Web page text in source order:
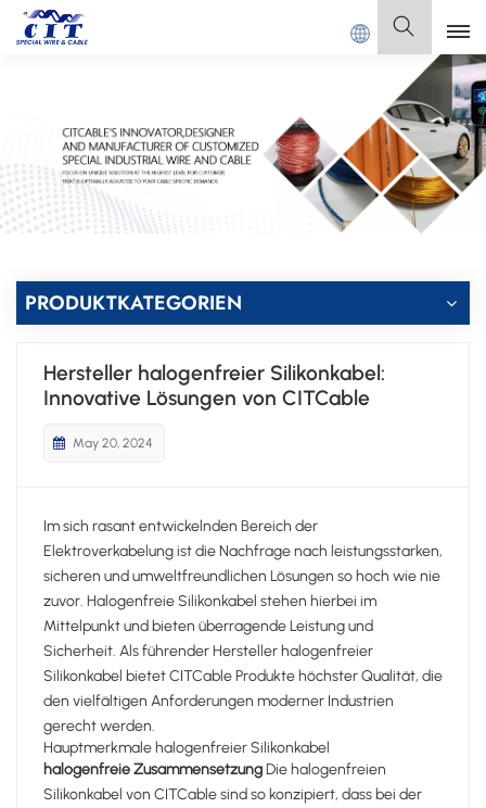
CIT SPECIAL CABLE Co., Ltd. Deutsch
English
Français
Italiano
Español
PRODUKTKATEGORIEN
Hersteller halogenfreier Silikonkabel:
Innovative Lösungen von CITCable
May 20, 2024
Im sich rasant entwickelnden Bereich der
Elektroverkabelung ist die Nachfrage nach leistungsstarken,
sicheren und umweltfreundlichen Lösungen so hoch wie nie
zuvor. Halogenfreie Silikonkabel stehen hierbei im
Mittelpunkt und bieten überragende Leistung und
Sicherheit. Als führender Hersteller halogenfreier
Silikonkabel bietet CITCable Produkte höchster Qualität, die
den vielfältigen Anforderungen moderner Industrien
gerecht werden.
Hauptmerkmale halogenfreier Silikonkabel
halogenfreie ZusammensetzungDie halogenfreien
Silikonkabel von CITCable sind so konzipiert, dass bei der